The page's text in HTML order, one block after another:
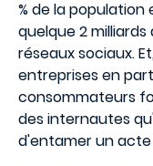
% de la
quelque 2
réseaux sociaux.
entreprises en
consommateurs
des internautes
d'entamer un